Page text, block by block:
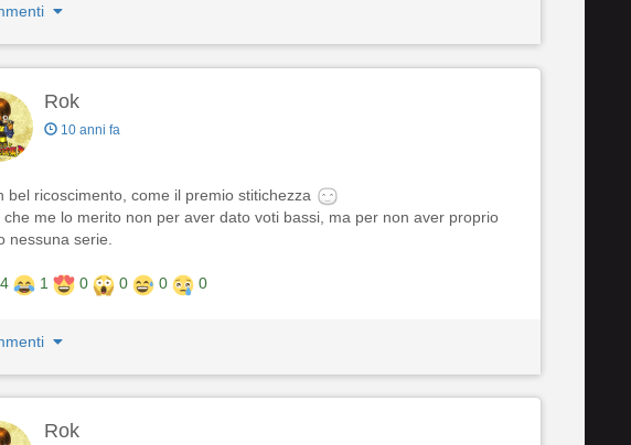
Rok
10 anni fa
bel ricoscimento, come il premio stitichezza
che me lo merito non per aver dato voti bassi, ma per non aver proprio
nessuna serie.
4 1 0 0 0 0
Rok